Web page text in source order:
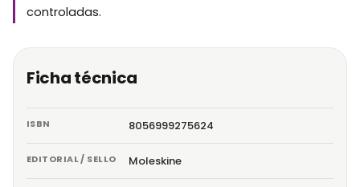
controladas.
Ficha técnica
ISBN 8056999275624
EDITORIAL / SELLO Moleskine